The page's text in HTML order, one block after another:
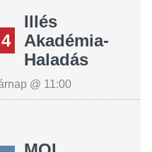
Illés
Akadémia-
Haladás
@ 11:00